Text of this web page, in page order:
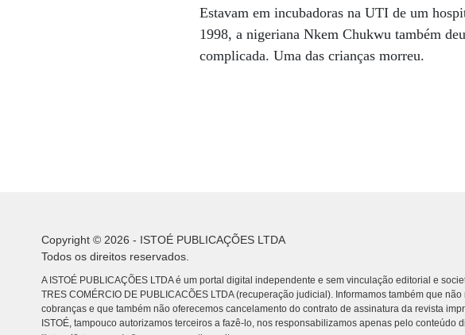
Estavam em incubadoras na UTI de um
1998, a nigeriana Nkem Chukwu também
complicada. Uma das crianças morreu.
Copyright © 2026 - ISTOÉ PUBLICAÇÕES LTDA
Todos os direitos reservados.
A ISTOÉ PUBLICAÇÕES LTDA é um portal digital independente e sem vinculação editorial e
TRES COMÉRCIO DE PUBLICACÕES LTDA (recuperação judicial). Informamos também que
cobranças e que também não oferecemos cancelamento do contrato de assinatura da revista
ISTOÉ, tampouco autorizamos terceiros a fazê-lo, nos responsabilizamos apenas pelo conteúdo